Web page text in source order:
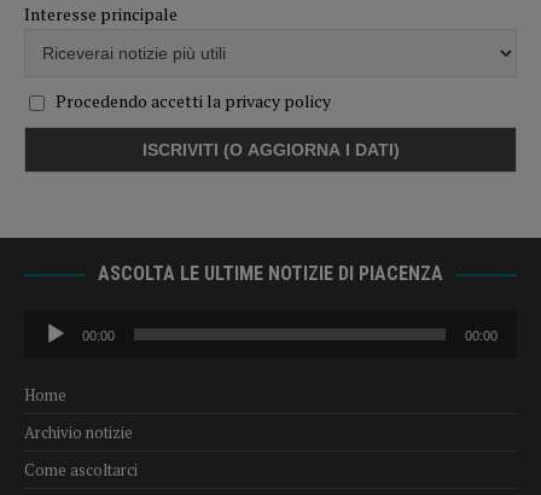
Interesse principale
Procedendo accetti la privacy policy
ASCOLTA LE ULTIME NOTIZIE DI PIACENZA
Audio
Player
00:00 00:00
Home
Archivio notizie
Come ascoltarci